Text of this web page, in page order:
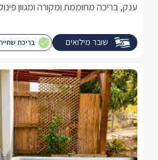
ענק, בריכה מחוממת ומקורה ומגוון
שובר מילואים בריכת